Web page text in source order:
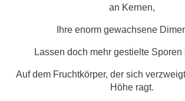
an Kernen,
Ihre enorm gewachsene
Lassen doch mehr gestielte
Auf dem Fruchtkörper, der sich
Höhe ragt.